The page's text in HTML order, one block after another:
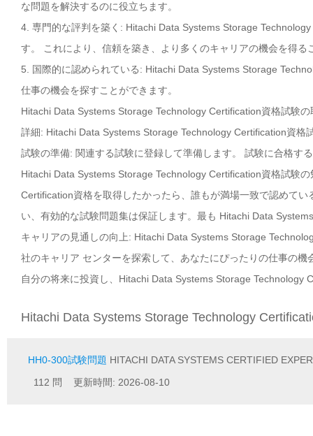
な問題を解決するのに役立ちます。
4. 専門的な評判を築く: Hitachi Data Systems Storage
す。 これにより、信頼を築き、より多くのキャリアの機会を得る
5. 国際的に認められている: Hitachi Data Systems Storage
仕事の機会を探すことができます。
Hitachi Data Systems Storage Technology Certification資格試験
詳細: Hitachi Data Systems Storage Technology Certification資
試験の準備: 関連する試験に登録して準備します。 試験に合格す
Hitachi Data Systems Storage Technology Certification資格試験
Certification資格を取得したかったら、誰もが満場一致で認めて
い、有効的な試験問題集は保証します。最も Hitachi Data
キャリアの見通しの向上: Hitachi Data Systems Storage
社のキャリア センターを探索して、あなたにぴったりの仕事の機
自分の将来に投資し、Hitachi Data Systems Storage Technology
Hitachi Data Systems Storage Technology
HH0-300試験問題 HITACHI DATA SYSTEMS CERTIFIED
112 問 更新時間: 2026-08-10